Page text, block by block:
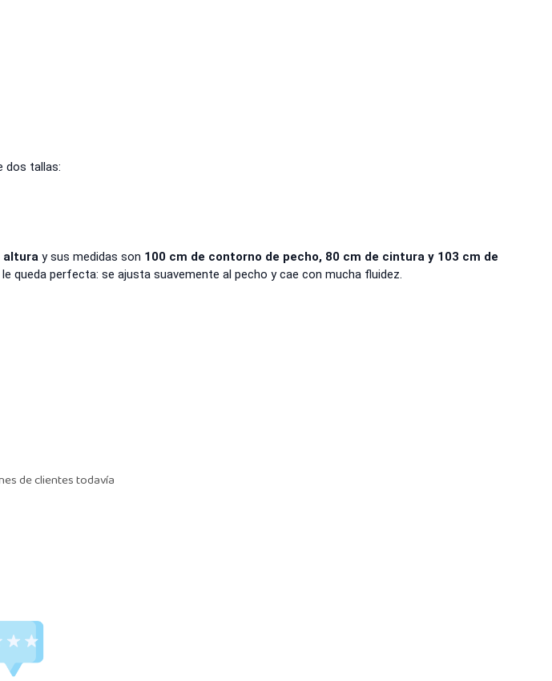
dos tallas:
altura y sus medidas son 100 cm de contorno de pecho, 80 cm de cintura y 103 cm de
le queda perfecta: se ajusta suavemente al pecho y cae con mucha fluidez.
de clientes todavía